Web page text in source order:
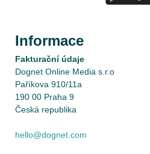
Informace
Fakturační údaje
Dognet Online Media s.r.o
Paříkova 910/11a
190 00 Praha 9
Česká republika
hello@dognet.com